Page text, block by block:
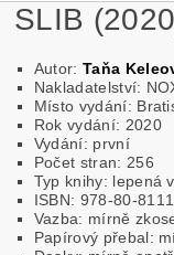
SLIB
Autor: Taňa
Nakladatelství:
Místo vydání:
Rok vydání: 2020
Vydání: první
Počet stran: 256
Typ knihy: lepená
ISBN: 978-80-
Vazba: mírně
Papírový přebal: